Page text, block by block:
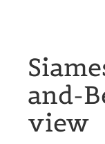
and-
view